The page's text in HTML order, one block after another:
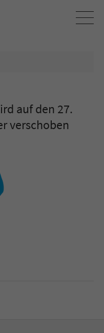
auf den 27.
verschoben